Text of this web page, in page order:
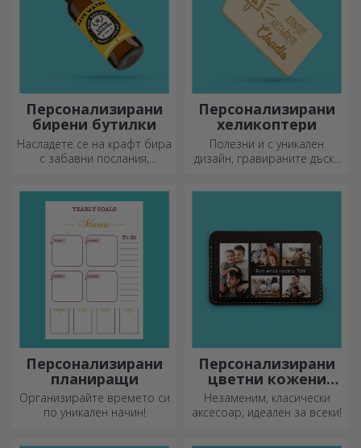
Персонализирани
бирени бутилки
Насладете се на крафт бира
с забавни послания,
Персонализирани
хеликоптери
Полезни и с уникален
дизайн, гравираните дъски
Персонализирани
планиращи
Организирайте времето си
по уникален начин!
Персонализирани
цветни кожени
портфейли
Незаменим, класически
аксесоар, идеален за всеки!